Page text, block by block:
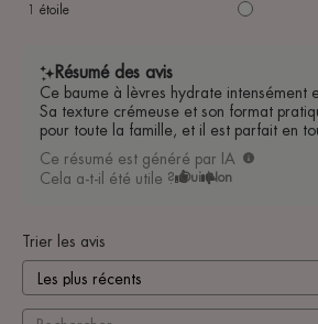
1 étoile
Résumé des avis
Ce baume à lèvres hydrate intensément
Sa texture crémeuse et son format
pour toute la famille, et il est parfait en
Ce résumé est généré par IA
Cela a-t-il été utile ? Oui Non
Trier les avis